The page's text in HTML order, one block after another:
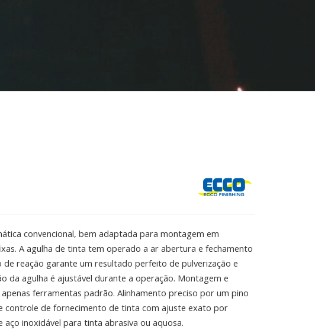
convencional, bem adaptada para montagem em
A agulha de tinta tem operado a ar abertura e fechamento
reação garante um resultado perfeito de pulverização e
da agulha é ajustável durante a operação. Montagem e
ferramentas padrão. Alinhamento preciso por um pino
controle de fornecimento de tinta com ajuste exato por
aço inoxidável para tinta abrasiva ou aquosa.